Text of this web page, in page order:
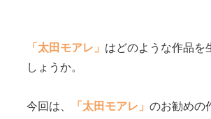
「太田モアレ」 はどのような作品を
しょうか。
今回は、 「太田モアレ」のお勧めの